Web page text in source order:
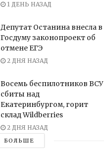
1 ДЕНЬ НАЗАД
Депутат Останина внесла в
Госдуму законопроект об
отмене ЕГЭ
2 ДНЯ НАЗАД
Восемь беспилотников ВСУ
сбиты над
Екатеринбургом, горит
склад Wildberries
2 ДНЯ НАЗАД
БОЛЬШЕ